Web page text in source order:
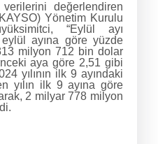
değerlendiren
Yönetim Kurulu
“Eylül ayı
eylül ayına göre yüzde
milyon 712 bin dolar
aya göre 2,51 gibi
yılının ilk 9 ayındaki
yılın ilk 9 ayına göre
2 milyar 778 milyon